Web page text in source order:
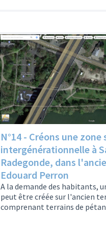
N°14 - Créons une
intergénérationnelle à
Radegonde, dans
Edouard Perron
A la demande des habitants,
peut être créée sur l'ancien
comprenant terrains de